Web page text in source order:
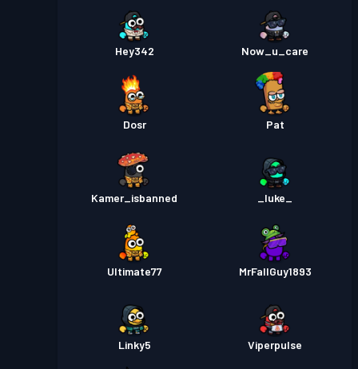
Hey342 Now_u_care
Dosr Pat
Kamer_isbanned _luke_
Ultimate77 MrFallGuy1893
Linky5 Viperpulse